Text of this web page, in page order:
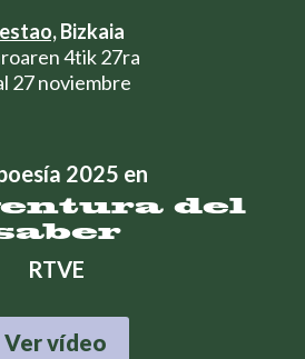
Bizkaia
4tik 27ra
27 noviembre
2025 en
del
RTVE
Ver vídeo